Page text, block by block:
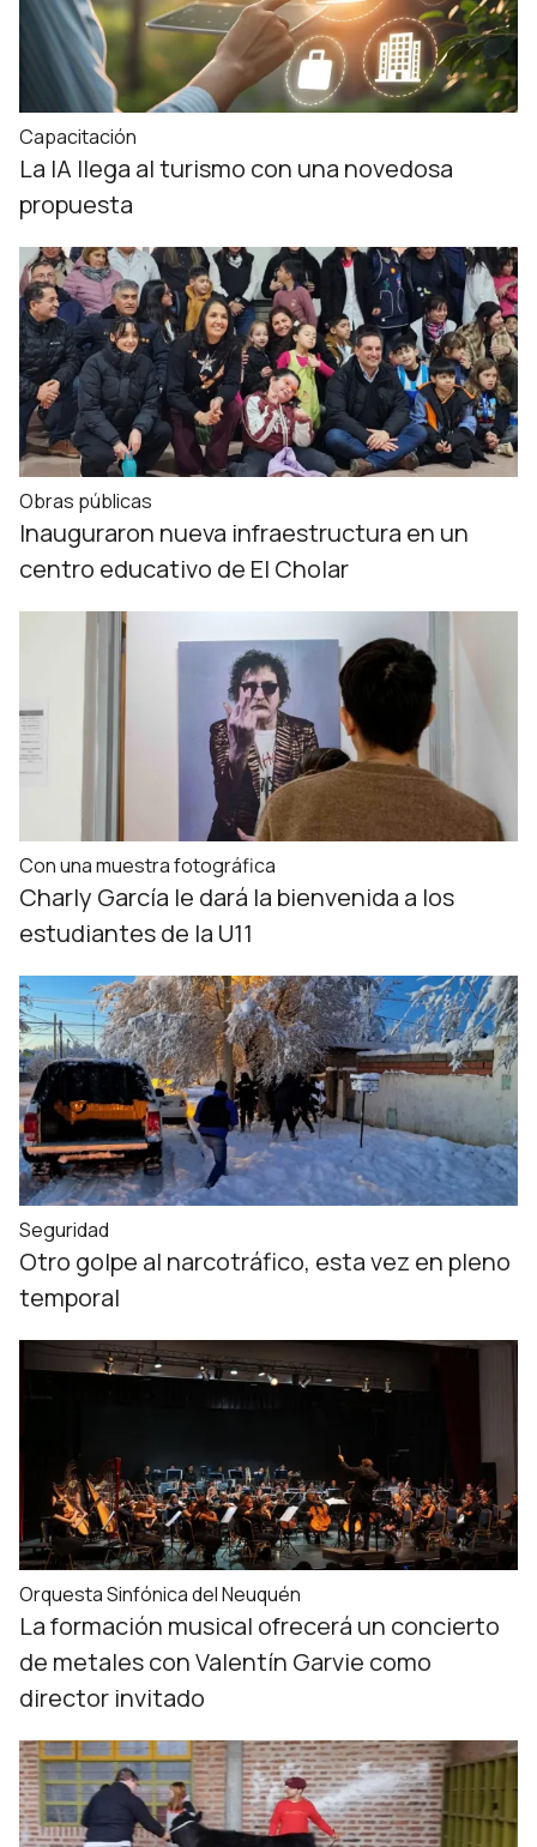
Capacitación
La IA llega al turismo con una novedosa
propuesta
Obras públicas
Inauguraron nueva infraestructura en un
centro educativo de El Cholar
Con una muestra fotográfica
Charly García le dará la bienvenida a los
estudiantes de la U11
Seguridad
Otro golpe al narcotráfico, esta vez en pleno
temporal
Orquesta Sinfónica del Neuquén
La formación musical ofrecerá un concierto
de metales con Valentín Garvie como
director invitado